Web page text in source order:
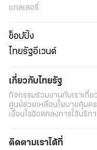
แกลเลอรี่
ช็อปปิ้ง
ไทยรัฐอีเวนต์
เกี่ยวกับไทยรัฐ
กิจกรรมร่วมงานกับเราเกี่ย
ศูนย์ช่วยเหลือนโยบายคุ้มค
เงื่อนไขข้อตกลงการใช้บริก
ติดตามเราได้ที่